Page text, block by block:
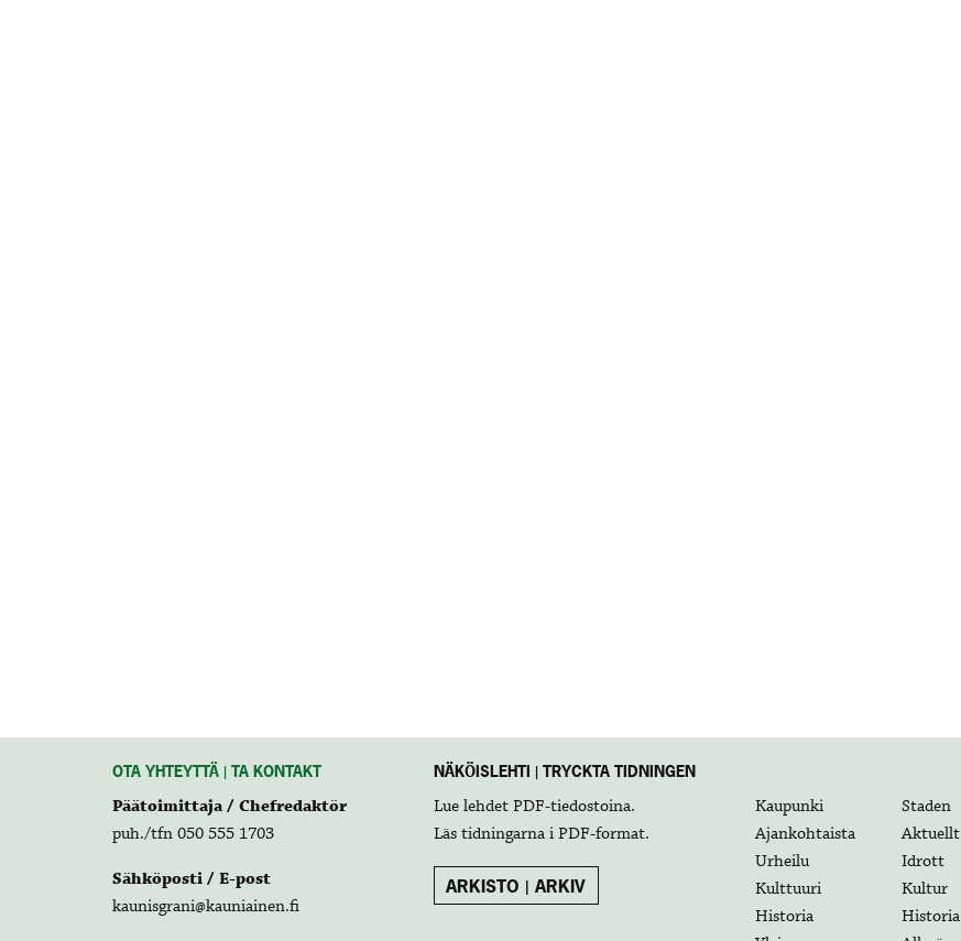
OTA YHTEYTTÄ | TA KONTAKT
Päätoimittaja / Chefredaktör
puh./tfn 050 555 1703
Sähköposti / E-post
kaunisgrani@kauniainen.fi
NÄKÖISLEHTI | TRYCKTA TIDNINGEN
Lue lehdet PDF-tiedostoina.
Läs tidningarna i PDF-format.
ARKISTO | ARKIV
Kaupunki
Staden
Ajankohtaista
Aktuellt
Urheilu
Idrott
Kulttuuri
Kultur
Historia
Historia